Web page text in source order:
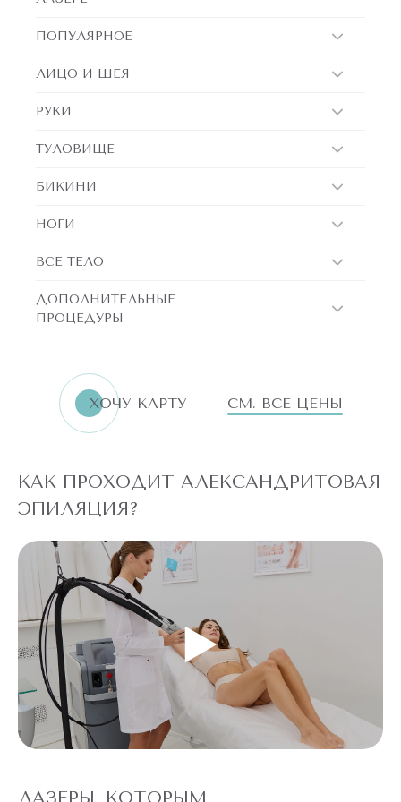
может принять энергию, и такие волоски нужно удалять
ПОПУЛЯРНОЕ
ЛИЦО И ШЕЯ
РУКИ
ТУЛОВИЩЕ
БИКИНИ
НОГИ
ВСЕ ТЕЛО
ДОПОЛНИТЕЛЬНЫЕ
ПРОЦЕДУРЫ
ХОЧУ КАРТУ СМ. ВСЕ ЦЕНЫ
КАК ПРОХОДИТ АЛЕКСАНДРИТОВАЯ
ЭПИЛЯЦИЯ?
ЛАЗЕРЫ, КОТОРЫМ